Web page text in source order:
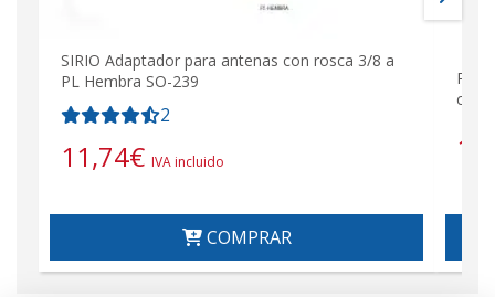
SIRIO Adaptador para antenas con rosca 3/8 a
PL Hembra SO-239
2
11,74€ IVA incluido
COMPRAR
con